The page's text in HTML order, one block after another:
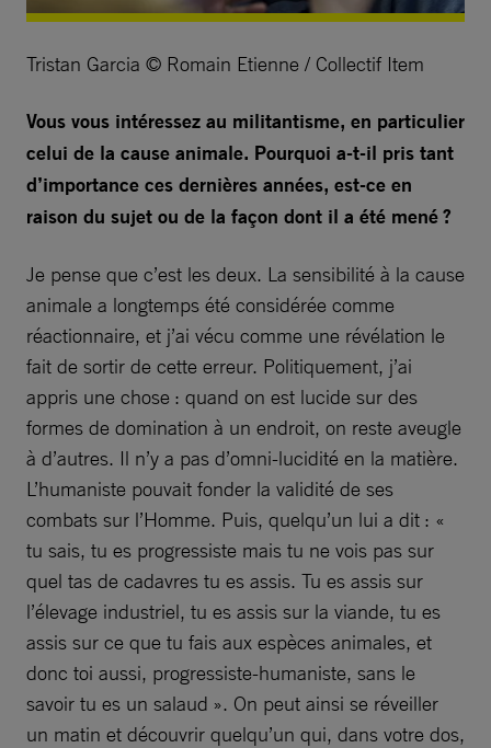
Tristan Garcia © Romain Etienne / Collectif Item
Vous vous intéressez au militantisme, en particulier
celui de la cause animale. Pourquoi a-t-il pris tant
d’importance ces dernières années, est-ce en
raison du sujet ou de la façon dont il a été mené ?
Je pense que c’est les deux. La sensibilité à la cause
animale a longtemps été considérée comme
réactionnaire, et j’ai vécu comme une révélation le
fait de sortir de cette erreur. Politiquement, j’ai
appris une chose : quand on est lucide sur des
formes de domination à un endroit, on reste aveugle
à d’autres. Il n’y a pas d’omni-lucidité en la matière.
L’humaniste pouvait fonder la validité de ses
combats sur l’Homme. Puis, quelqu’un lui a dit : «
tu sais, tu es progressiste mais tu ne vois pas sur
quel tas de cadavres tu es assis. Tu es assis sur
l’élevage industriel, tu es assis sur la viande, tu es
assis sur ce que tu fais aux espèces animales, et
donc toi aussi, progressiste-humaniste, sans le
savoir tu es un salaud ». On peut ainsi se réveiller
un matin et découvrir quelqu’un qui, dans votre dos,